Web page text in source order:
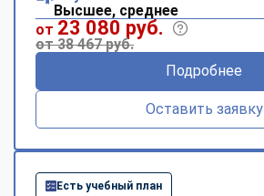
Высшее, среднее
от 23 080 руб.
от 38 467 руб.
Подробнее
Оставить заявку
Есть учебный план